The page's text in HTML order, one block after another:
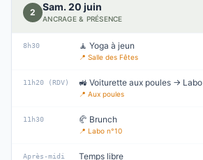
2 Sam. 20 juin
ANCRAGE & PRÉSENCE
8h30 🧘 Yoga à jeun
📍 Salle des Fêtes
11h20 (RDV) 🚜 Voiturette aux poules → Labo
📍 Aux poules
11h30 🥐 Brunch
📍 Labo n°10
Après-midi Temps libre